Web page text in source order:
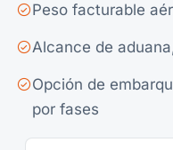
Peso facturable
Alcance de
Opción de
por fases